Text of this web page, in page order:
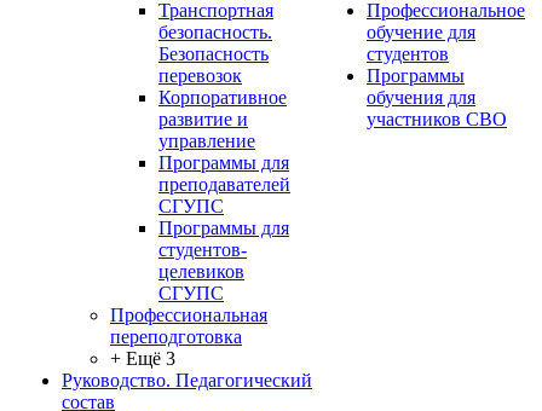
Транспортная
безопасность.
Безопасность
перевозок
Корпоративное
развитие и
управление
Программы для
преподавателей
СГУПС
Программы для
студентов-
целевиков
СГУПС
Профессиональная
переподготовка
+ Ещё 3
Руководство. Педагогический
состав
Профессиональное
обучение для
студентов
Программы
обучения для
участников СВО